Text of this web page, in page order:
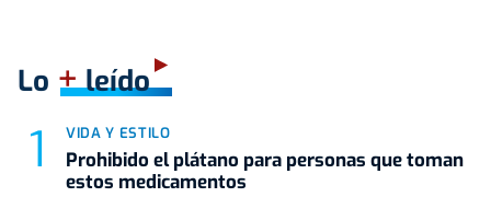
Lo +leído
VIDA Y ESTILO
Prohibido el plátano para personas que toman
estos medicamentos